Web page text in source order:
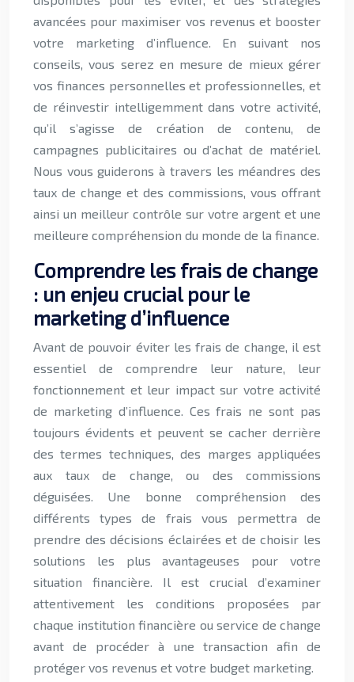
avancées pour maximiser vos revenus et booster
votre marketing d’influence. En suivant nos
conseils, vous serez en mesure de mieux gérer
vos finances personnelles et professionnelles, et
de réinvestir intelligemment dans votre activité,
qu’il s’agisse de création de contenu, de
campagnes publicitaires ou d’achat de matériel.
Nous vous guiderons à travers les méandres des
taux de change et des commissions, vous offrant
ainsi un meilleur contrôle sur votre argent et une
meilleure compréhension du monde de la finance.
Comprendre les frais de change
: un enjeu crucial pour le
marketing d’influence
Avant de pouvoir éviter les frais de change, il est
essentiel de comprendre leur nature, leur
fonctionnement et leur impact sur votre activité
de marketing d’influence. Ces frais ne sont pas
toujours évidents et peuvent se cacher derrière
des termes techniques, des marges appliquées
aux taux de change, ou des commissions
déguisées. Une bonne compréhension des
différents types de frais vous permettra de
prendre des décisions éclairées et de choisir les
solutions les plus avantageuses pour votre
situation financière. Il est crucial d’examiner
attentivement les conditions proposées par
chaque institution financière ou service de change
avant de procéder à une transaction afin de
protéger vos revenus et votre budget marketing.